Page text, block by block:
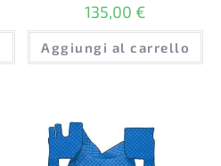
135,00 €
Aggiungi al carrello